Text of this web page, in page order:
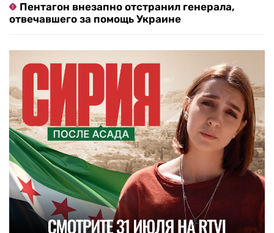
Пентагон внезапно отстранил генерала,
отвечавшего за помощь Украине